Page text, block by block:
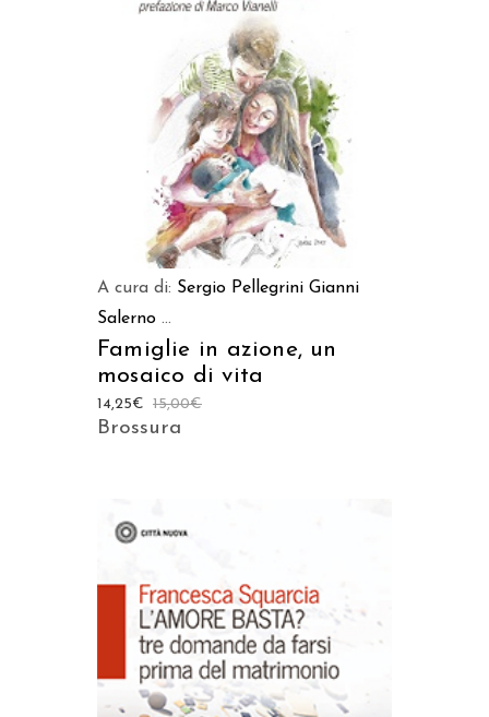
AGGIUNGI AL CARRELLO
A cura di: Sergio Pellegrini Gianni
Salerno ...
Famiglie in azione, un
mosaico di vita
15,00€
14,25€
Brossura